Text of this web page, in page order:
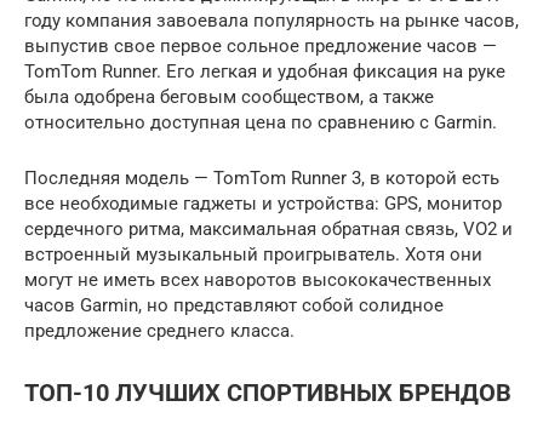
году компания завоевала популярность на рынке часов,
выпустив свое первое сольное предложение часов —
TomTom Runner. Его легкая и удобная фиксация на руке
была одобрена беговым сообществом, а также
относительно доступная цена по сравнению с Garmin.
Последняя модель — TomTom Runner 3, в которой есть
все необходимые гаджеты и устройства: GPS, монитор
сердечного ритма, максимальная обратная связь, VO2 и
встроенный музыкальный проигрыватель. Хотя они
могут не иметь всех наворотов высококачественных
часов Garmin, но представляют собой солидное
предложение среднего класса.
ТОП-10 ЛУЧШИХ СПОРТИВНЫХ БРЕНДОВ